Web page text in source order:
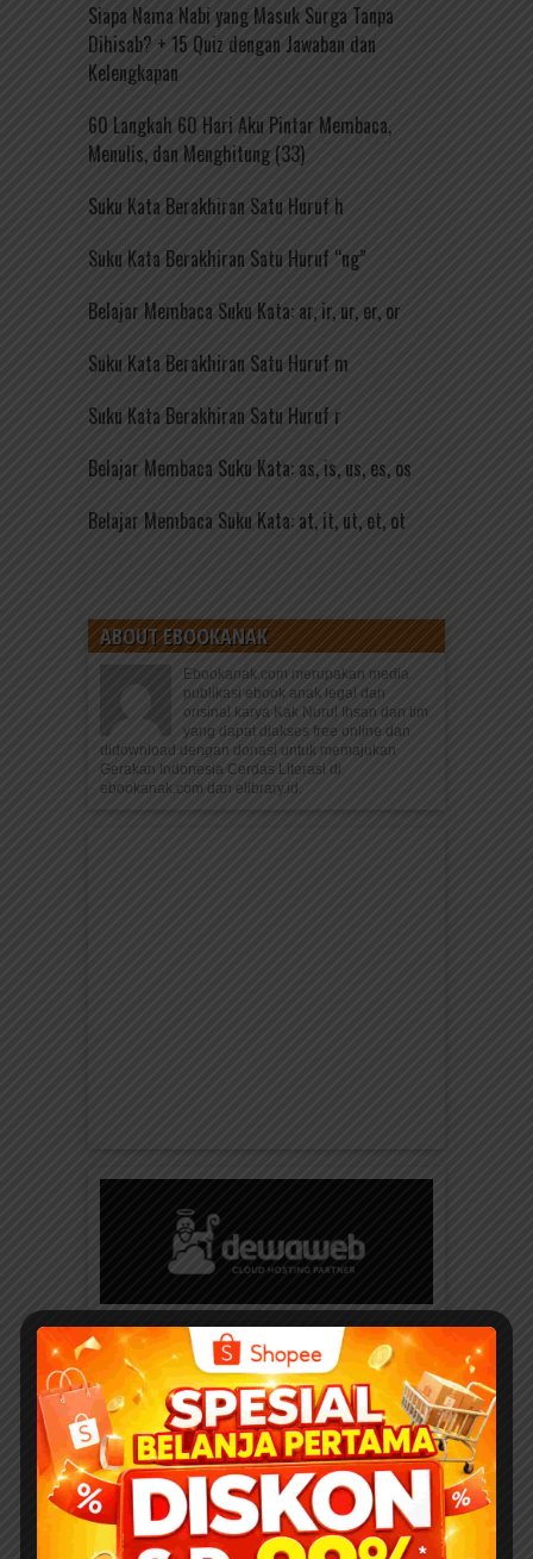
Siapa Nama Nabi yang Masuk Surga Tanpa
Dihisab? + 15 Quiz dengan Jawaban dan
Kelengkapan
60 Langkah 60 Hari Aku Pintar Membaca,
Menulis, dan Menghitung (33)
Suku Kata Berakhiran Satu Huruf h
Suku Kata Berakhiran Satu Huruf “ng”
Belajar Membaca Suku Kata: ar, ir, ur, er, or
Suku Kata Berakhiran Satu Huruf m
Suku Kata Berakhiran Satu Huruf r
Belajar Membaca Suku Kata: as, is, us, es, os
Belajar Membaca Suku Kata: at, it, ut, et, ot
ABOUT EBOOKANAK
Ebookanak.com merupakan media
publikasi ebook anak legal dan
orisinal karya Kak Nurul Ihsan dan tim
yang dapat diakses free online dan
didownload dengan donasi untuk memajukan
Gerakan Indonesia Cerdas Literasi di
ebookanak.com dan elibrary.id.